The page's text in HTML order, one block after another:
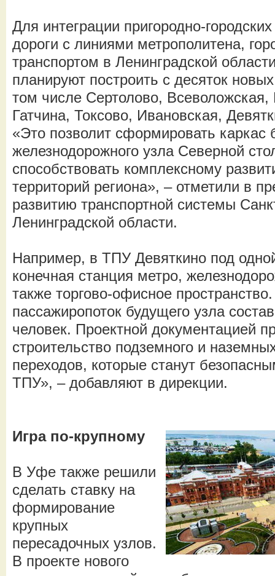
Для интеграции пригородно-
дороги с линиями метрополитена,
транспортом в Ленинградской
планируют построить с десяток
том числе Сертолово,
Гатчина, Токсово, Ивановская,
«Это позволит сформировать каркас
железнодорожного узла Северной
способствовать комплексному
территорий региона», – отметили в
развитию транспортной системы
Ленинградской области.
Например, в ТПУ Девяткино под
конечная станция метро,
также торгово-офисное
пассажиропоток будущего узла
человек. Проектной документацией
строительство подземного и
переходов, которые станут
ТПУ», – добавляют в дирекции.
Игра по-крупному
В Уфе также решили
сделать ставку на
формирование
крупных
пересадочных узлов.
В проекте нового